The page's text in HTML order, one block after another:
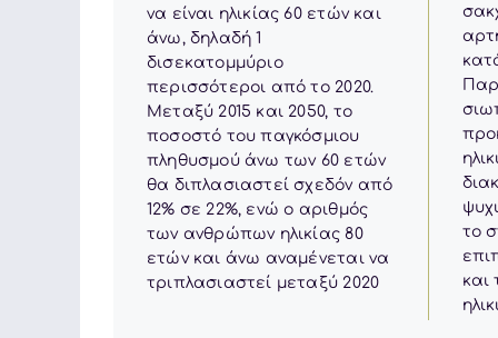
να είναι ηλικίας 60 ετών και
άνω, δηλαδή 1
δισεκατομμύριο
περισσότεροι από το 2020.
Μεταξύ 2015 και 2050, το
ποσοστό του παγκόσμιου
πληθυσμού άνω των 60 ετών
θα διπλασιαστεί σχεδόν από
12% σε 22%, ενώ ο αριθμός
των ανθρώπων ηλικίας 80
ετών και άνω αναμένεται να
τριπλασιαστεί μεταξύ 2020
το
και